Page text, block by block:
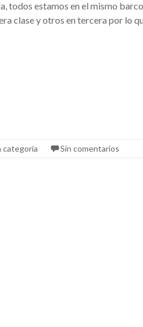
todos estamos en el mismo
clase y otros en tercera por lo
categoría Sin comentarios